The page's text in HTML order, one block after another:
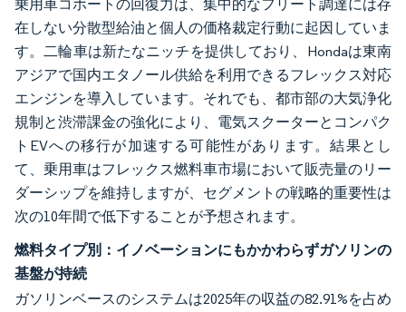
乗用車コホートの回復力は、集中的なフリート調達には存
在しない分散型給油と個人の価格裁定行動に起因していま
す。二輪車は新たなニッチを提供しており、Hondaは東南
アジアで国内エタノール供給を利用できるフレックス対応
エンジンを導入しています。それでも、都市部の大気浄化
規制と渋滞課金の強化により、電気スクーターとコンパク
トEVへの移行が加速する可能性があります。結果とし
て、乗用車はフレックス燃料車市場において販売量のリー
ダーシップを維持しますが、セグメントの戦略的重要性は
次の10年間で低下することが予想されます。
燃料タイプ別：イノベーションにもかかわらずガソリンの
基盤が持続
ガソリンベースのシステムは2025年の収益の82.91%を占め